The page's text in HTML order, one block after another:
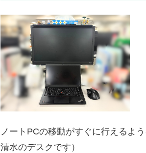
ノートPCの移動がすぐに行えるよ
清水のデスクです）